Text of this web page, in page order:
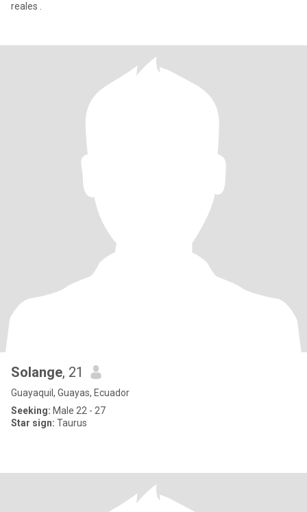
reales .
Solange, 21
Guayaquil, Guayas, Ecuador
Seeking: Male 22 - 27
Star sign: Taurus